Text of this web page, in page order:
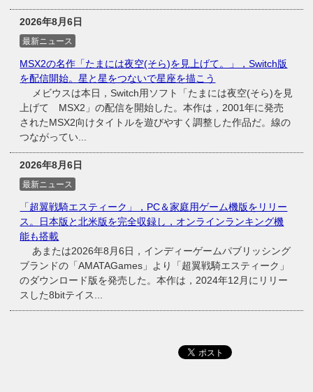
2026年8月6日
最新ニュース
MSX2の名作「たまには夜空(そら)を見上げて。」，Switch版
を配信開始。星と星をつないで星座を描こう
メビウスは本日，Switch用ソフト「たまには夜空(そら)を見
上げて MSX2」の配信を開始した。本作は，2001年に発売
されたMSX2向けタイトルを遊びやすく調整した作品だ。線の
つながってい...
2026年8月6日
最新ニュース
「超翼戦騎エスティーク」，PC＆家庭用ゲーム機版をリリー
ス。日本版と北米版を完全収録し，オンラインランキング機
能も搭載
あまたは2026年8月6日，インディーゲームパブリッシング
ブランドの「AMATAGames」より「超翼戦騎エスティーク」
のダウンロード版を発売した。本作は，2024年12月にリリー
スした8bitテイス...